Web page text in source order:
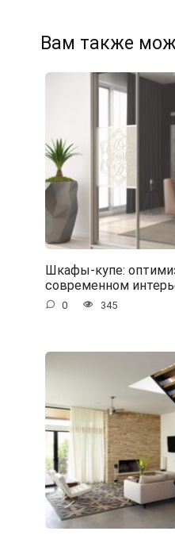
Вам также
Шкафы-купе:
современном
0 345